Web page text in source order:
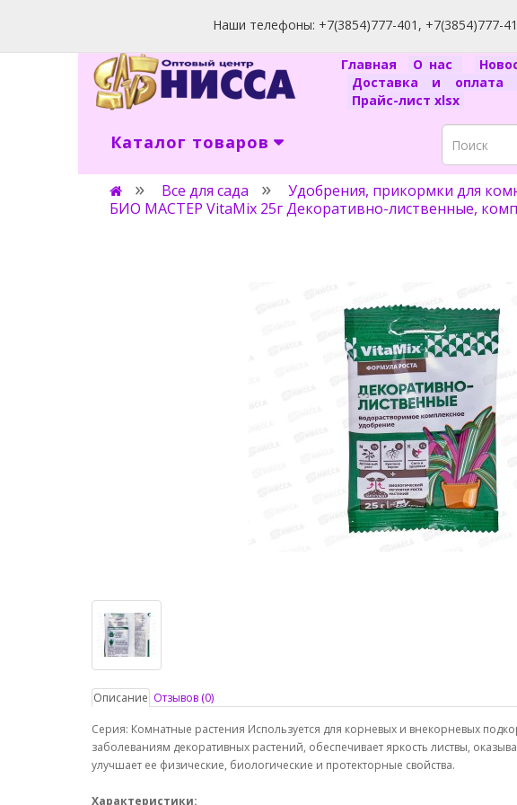
Наши телефоны: +7(3854)777-401, +7(3854)777-
Главная О нас
Доставка и оплата
Прайс-лист xlsx
Каталог товаров
Все для сада
Удобрения, прикормки для
БИО МАСТЕР VitaMix 25г Декоративно-лиственные,
Описание Отзывов (0)
Серия: Комнатные растения Используется для корневых и внекорневых
заболеваниям декоративных растений, обеспечивает яркость листвы,
улучшает ее физические, биологические и протекторные свойства.
Характеристики: